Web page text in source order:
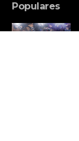
Populares